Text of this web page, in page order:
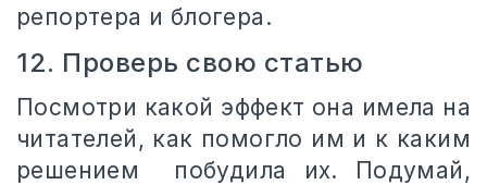
репортера и блогера.
12. Проверь свою статью
Посмотри какой эффект она имела на
читателей, как помогло им и к каким
решением побудила их. Подумай,